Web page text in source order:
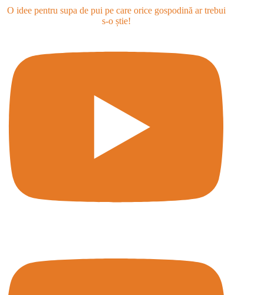
O idee pentru supa de pui pe care orice gospodină ar trebui
s-o știe!